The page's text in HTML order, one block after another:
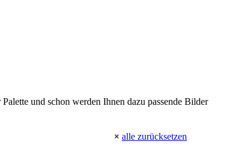
und schon werden Ihnen dazu passende Bilder
× alle zurücksetzen